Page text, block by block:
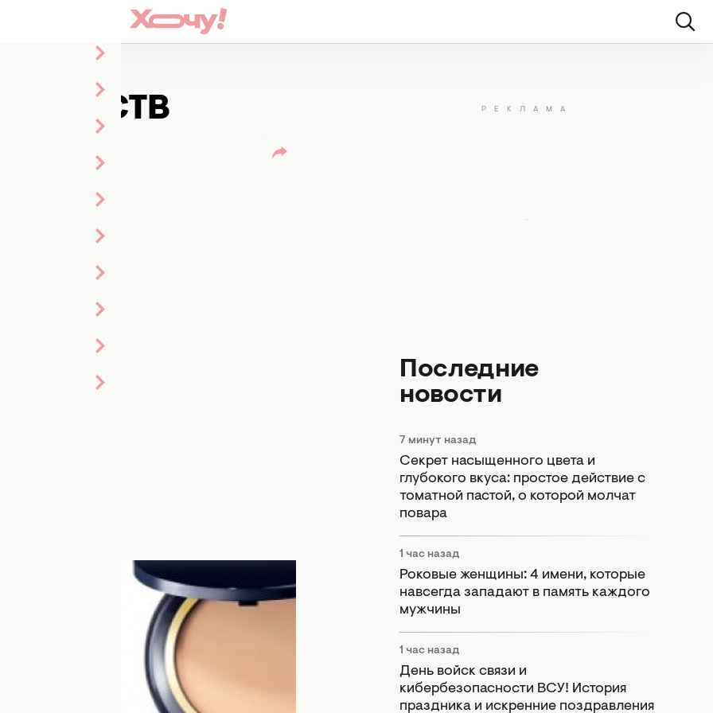
СРЕДСТВ
косметички. Именно пудру мы
средств, поэтому она всегда
средство не только
лица, но и поможет поддержать
подборку лучших
Последние
новости
7 минут назад
Секрет насыщенного цвета и
глубокого вкуса: простое действие с
томатной пастой, о которой молчат
повара
1 час назад
Роковые женщины: 4 имени, которые
навсегда западают в память каждого
мужчины
1 час назад
День войск связи и
кибербезопасности ВСУ! История
праздника и искренние поздравления